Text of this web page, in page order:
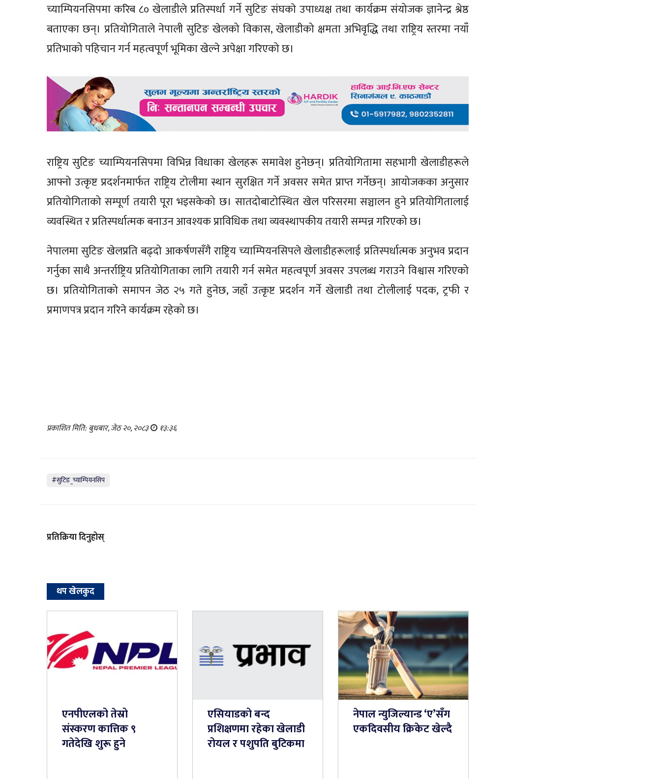
च्याम्पियनसिपमा करिब ८० खेलाडीले प्रतिस्पर्धा गर्ने सुटिङ संघकाे उपाध्यक्ष तथा कार्यक्रम संयोजक ज्ञानेन्द्र श्रेष्ठ
बताएका छन्। प्रतियोगिताले नेपाली सुटिङ खेलको विकास, खेलाडीको क्षमता अभिवृद्धि तथा राष्ट्रिय स्तरमा नयाँ
प्रतिभाको पहिचान गर्न महत्वपूर्ण भूमिका खेल्ने अपेक्षा गरिएको छ।
राष्ट्रिय सुटिङ च्याम्पियनसिपमा विभिन्न विधाका खेलहरू समावेश हुनेछन्। प्रतियोगितामा सहभागी खेलाडीहरूले
आफ्नो उत्कृष्ट प्रदर्शनमार्फत राष्ट्रिय टोलीमा स्थान सुरक्षित गर्ने अवसर समेत प्राप्त गर्नेछन्। आयोजकका अनुसार
प्रतियोगिताको सम्पूर्ण तयारी पूरा भइसकेको छ। सातदोबाटोस्थित खेल परिसरमा सञ्चालन हुने प्रतियोगितालाई
व्यवस्थित र प्रतिस्पर्धात्मक बनाउन आवश्यक प्राविधिक तथा व्यवस्थापकीय तयारी सम्पन्न गरिएको छ।
नेपालमा सुटिङ खेलप्रति बढ्दो आकर्षणसँगै राष्ट्रिय च्याम्पियनसिपले खेलाडीहरूलाई प्रतिस्पर्धात्मक अनुभव प्रदान
गर्नुका साथै अन्तर्राष्ट्रिय प्रतियोगिताका लागि तयारी गर्न समेत महत्वपूर्ण अवसर उपलब्ध गराउने विश्वास गरिएको
छ। प्रतियोगिताको समापन जेठ २५ गते हुनेछ, जहाँ उत्कृष्ट प्रदर्शन गर्ने खेलाडी तथा टोलीलाई पदक, ट्रफी र
प्रमाणपत्र प्रदान गरिने कार्यक्रम रहेको छ।
प्रकाशित मिति: बुधबार, जेठ २०, २०८३ १३:३६
#सुटिङ_च्याम्पियनसिप
प्रतिक्रिया दिनुहोस्
थप खेलकुद
एनपीएलको तेस्रो
संस्करण कात्तिक ९
गतेदेखि शुरू हुने
एसियाडको बन्द
प्रशिक्षणमा रहेका खेलाडी
रोयल र पशुपति बुटिकमा
नेपाल न्युजिल्यान्ड ‘ए’सँग
एकदिवसीय क्रिकेट खेल्दै